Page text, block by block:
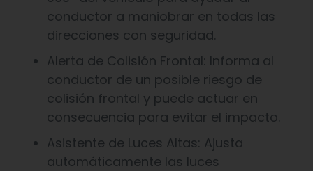
conductor a maniobrar en todas las
direcciones con seguridad.
Alerta de Colisión Frontal: Informa al
conductor de un posible riesgo de
colisión frontal y puede actuar en
consecuencia para evitar el impacto.
Asistente de Luces Altas: Ajusta
automáticamente las luces